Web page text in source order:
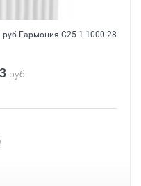
Гармония С25 1-1000-28
руб.